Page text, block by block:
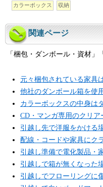
カラーボックス 収納
関連ページ
「梱包・ダンボール・資材
元々梱包されている家具
他社のダンボール箱を使
カラーボックスの中身は
CD・マンガ専用のクリ
引越し先で洋服をかける
配線・コードや家具にク
引越し準備で電化製品・
引越しで箱が無くなった
引越しでフローリングに